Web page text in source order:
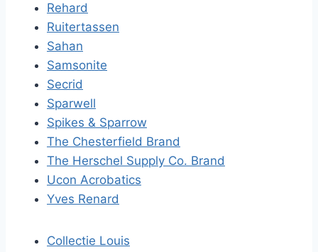
Rehard
Ruitertassen
Sahan
Samsonite
Secrid
Sparwell
Spikes & Sparrow
The Chesterfield Brand
The Herschel Supply Co. Brand
Ucon Acrobatics
Yves Renard
Collectie Louis